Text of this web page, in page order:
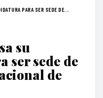
PARA SER SEDE DE...
su
ser sede de
de